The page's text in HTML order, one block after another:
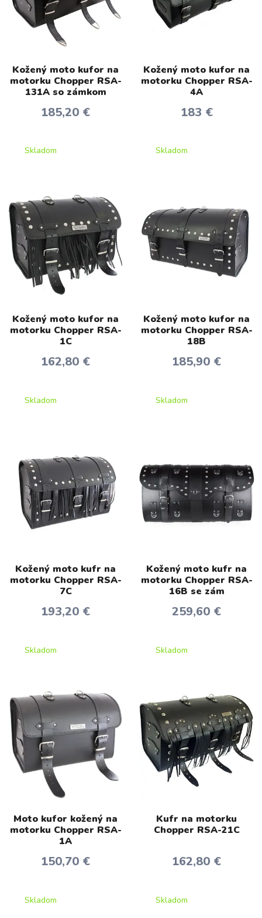
Kožený moto kufor na
motorku Chopper RSA-
131A so zámkom
185,20 €
Skladom
Kožený moto kufor na
motorku Chopper RSA-
4A
183 €
Skladom
Kožený moto kufor na
motorku Chopper RSA-
1C
162,80 €
Skladom
Kožený moto kufor na
motorku Chopper RSA-
18B
185,90 €
Skladom
Kožený moto kufr na
motorku Chopper RSA-
7C
193,20 €
Skladom
Kožený moto kufr na
motorku Chopper RSA-
16B se zám
259,60 €
Skladom
Moto kufor kožený na
motorku Chopper RSA-
1A
150,70 €
Skladom
Kufr na motorku
Chopper RSA-21C
162,80 €
Skladom